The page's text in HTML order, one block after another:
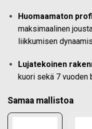
Huomaamaton
maksimaalinen
liikkumisen
Lujatekoinen
kuori sekä 7 vuoden
Samaa mallistoa